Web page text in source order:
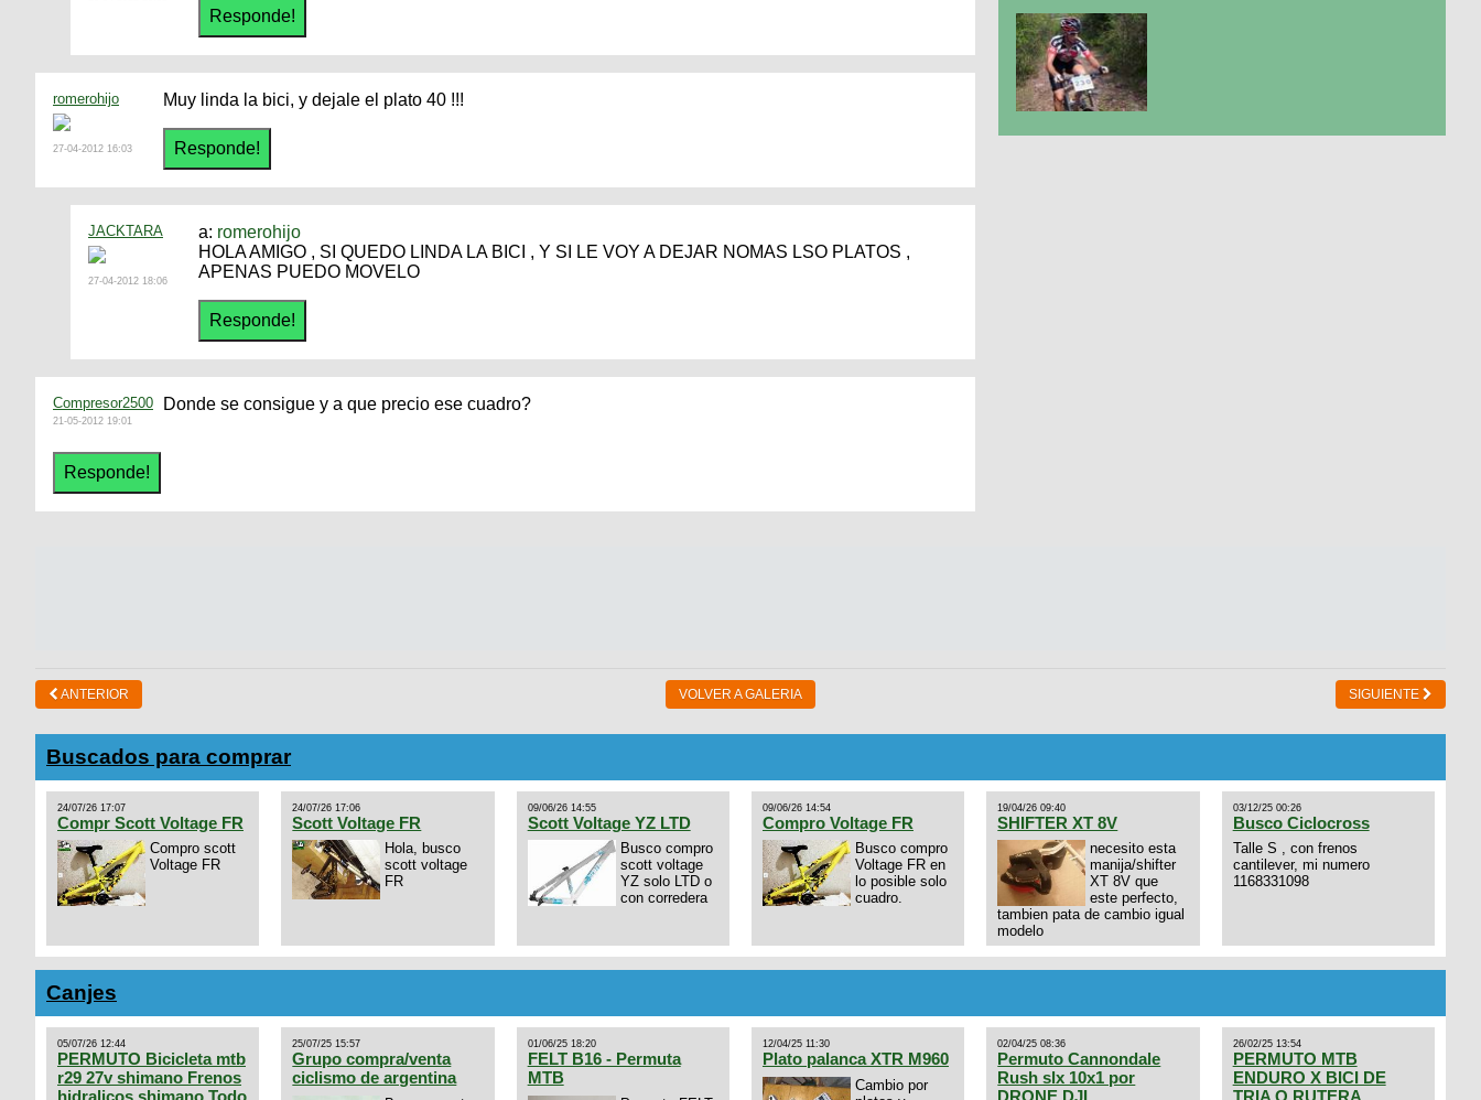
romerohijo
27-04-2012 16:03
Muy linda la bici, y dejale el plato 40 !!!
JACKTARA
27-04-2012 18:06
a: romerohijo
HOLA AMIGO , SI QUEDO LINDA LA BICI , Y SI LE VOY A DEJAR NOMAS LSO PLATOS ,
APENAS PUEDO MOVELO
Compresor2500
21-05-2012 19:01
Donde se consigue y a que precio ese cuadro?
ANTERIOR VOLVER A GALERIA SIGUIENTE
Buscados para comprar
24/07/26 17:07
Compr Scott Voltage FR
Compro scott
Voltage FR
24/07/26 17:06
Scott Voltage FR
Hola, busco
scott voltage
FR
09/06/26 14:55
Scott Voltage YZ LTD
Busco compro
scott voltage
YZ solo LTD o
con corredera
09/06/26 14:54
Compro Voltage FR
Busco compro
Voltage FR en
lo posible solo
cuadro.
19/04/26 09:40
SHIFTER XT 8V
necesito esta
manija/shifter
XT 8V que
este perfecto,
tambien pata de cambio igual
modelo
03/12/25 00:26
Busco Ciclocross
Talle S , con frenos
cantilever, mi numero
1168331098
Canjes
05/07/26 12:44
PERMUTO Bicicleta mtb
r29 27v shimano Frenos
25/07/25 15:57
Grupo compra/venta
ciclismo de argentina
01/06/25 18:20
FELT B16 - Permuta
MTB
12/04/25 11:30
Plato palanca XTR M960
Cambio por
02/04/25 08:36
Permuto Cannondale
Rush slx 10x1 por
26/02/25 13:54
PERMUTO MTB
ENDURO X BICI DE